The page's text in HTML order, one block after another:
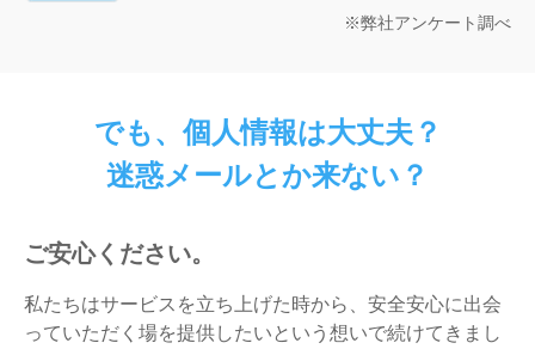
※弊社アンケート調べ
でも、個人情報は大丈夫？
迷惑メールとか来ない？
ご安心ください。
私たちはサービスを立ち上げた時から、安全安心に出会
っていただく場を提供したいという想いで続けてきまし